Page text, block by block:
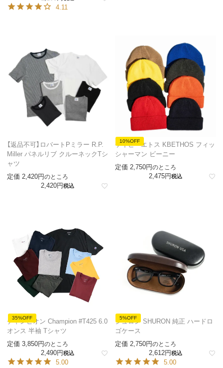
4.11
【返品不可】ロバートPミラー R.P.
Miller パネルリブ クルーネックTシ
ャツ
定価 2,420 のところ
2,420 税込
10%OFF
ケイビーエトス KBETHOS フィッ
シャーマン ビーニー
定価 2,750 のところ
2,475 税込
35%OFF
チャンピオン Champion #T425 6.0
オンス 半袖 Tシャツ
定価 3,850 のところ
2,490 税込
5.00
5%OFF
シュロン SHURON 純正 ハードロ
ゴケース
定価 2,750 のところ
2,612 税込
5.00